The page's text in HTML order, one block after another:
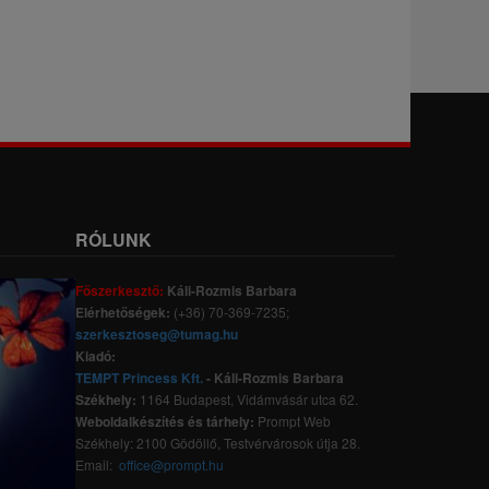
RÓLUNK
Főszerkesztő: Káli-Rozmis Barbara
Elérhetőségek: (+36) 70-369-7235;
szerkesztoseg@tumag.hu
Kiadó:
TEMPT Princess Kft.- Káli-Rozmis Barbara
Székhely: 1164 Budapest, Vidámvásár utca 62.
Weboldalkészítés és tárhely: Prompt Web
Székhely: 2100 Gödöllő, Testvérvárosok útja 28.
Email: office@prompt.hu